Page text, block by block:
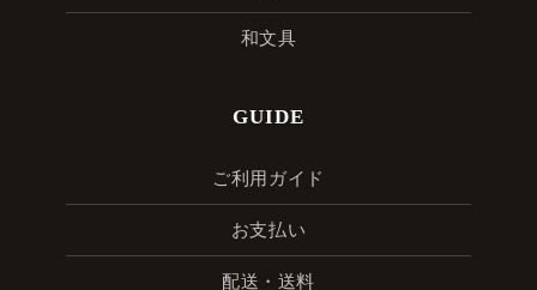
和文具
GUIDE
ご利用ガイド
お支払い
配送・送料